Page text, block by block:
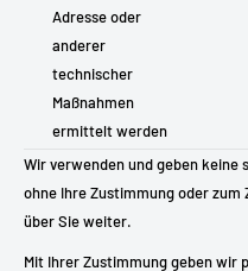
Adresse oder
anderer
technischer
Maßnahmen
ermittelt werden
Wir verwenden und geben keine
ohne Ihre Zustimmung oder
über Sie weiter.
Mit Ihrer Zustimmung geben wir